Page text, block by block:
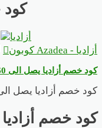
كود
أزاديا - Azadea كوبون
كود خصم أزاديا يصل الى 60% على كافة المنتجات
كود خصم أزاديا يصل الى 60% يوفر لكم متجر
كود خصم أزاديا